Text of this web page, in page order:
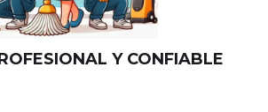
Y CONFIABLE